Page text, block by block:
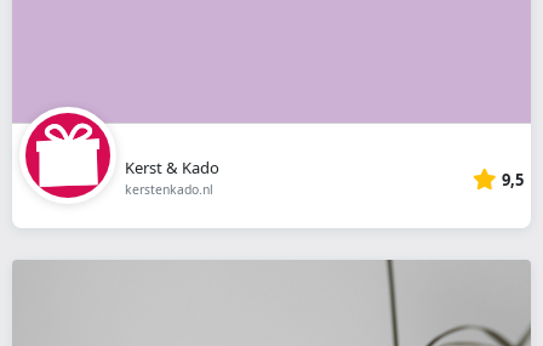
Kerst & Kado
kerstenkado.nl 9,5